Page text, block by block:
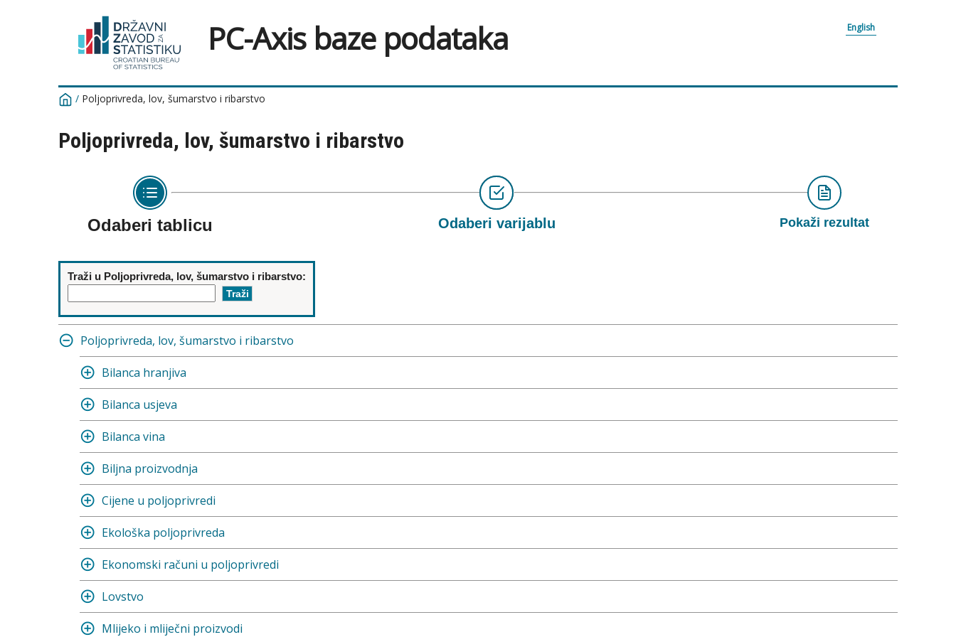
PC-Axis baze podataka English
/ Poljoprivreda, lov, šumarstvo i ribarstvo
Poljoprivreda, lov, šumarstvo i ribarstvo
Odaberi tablicu Odaberi varijablu Pokaži rezultat
Traži u Poljoprivreda, lov, šumarstvo i ribarstvo:
Poljoprivreda, lov, šumarstvo i ribarstvo
Bilanca hranjiva
Bilanca usjeva
Bilanca vina
Biljna proizvodnja
Cijene u poljoprivredi
Ekološka poljoprivreda
Ekonomski računi u poljoprivredi
Lovstvo
Mlijeko i mliječni proizvodi